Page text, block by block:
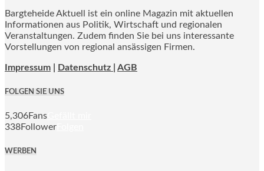
Bargteheide Aktuell ist ein online Magazin mit aktuellen
Informationen aus Politik, Wirtschaft und regionalen
Veranstaltungen. Zudem finden Sie bei uns interessante
Vorstellungen von regional ansässigen Firmen.
Impressum Datenschutz | AGB
FOLGEN SIE UNS
5,306Fans
338Follower
WERBEN